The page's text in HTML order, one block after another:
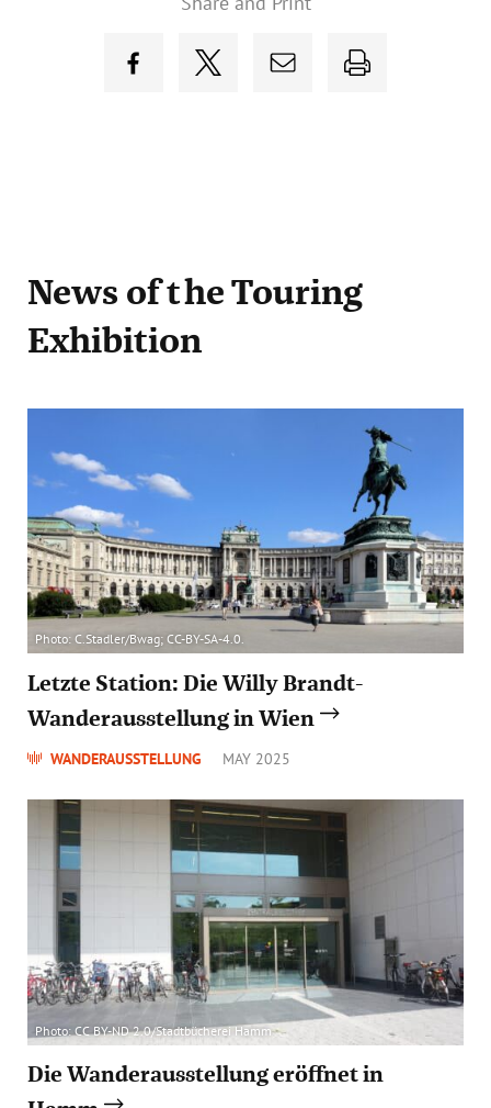
News of the Touring
Exhibition
Photo: C.Stadler/Bwag; CC-BY-SA-4.0.
Letzte Station: Die Willy Brandt-
Wanderausstellung in Wien
WANDERAUSSTELLUNG MAY 2025
Photo: CC BY-ND 2.0/Stadtbücherei Hamm
Die Wanderausstellung eröffnet in